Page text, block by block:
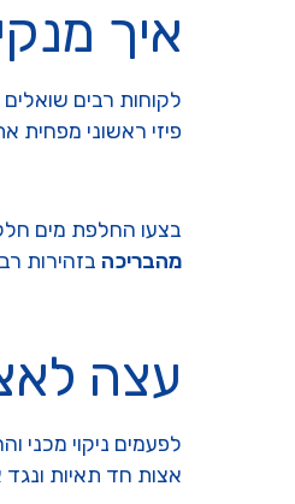
איך
לקוחות רבים שואלים
פיזי ראשוני מפחית
בצעו החלפת מים
מהבריכה בזהירות
עצה
לפעמים ניקוי מכני
אצות חד תאיות ונגד